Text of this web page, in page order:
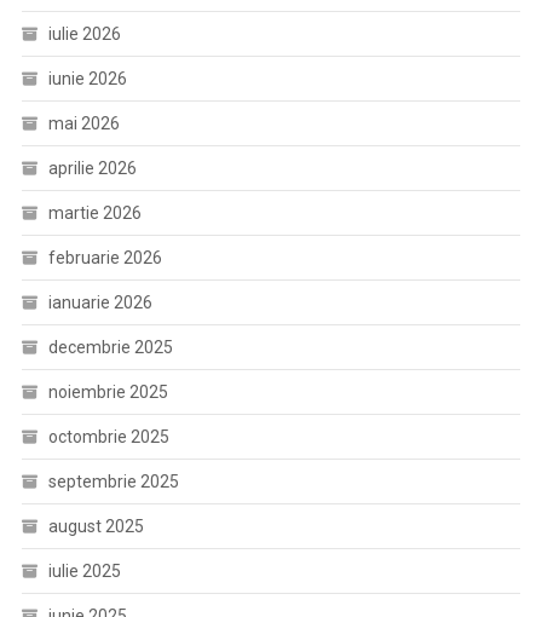
iulie 2026
iunie 2026
mai 2026
aprilie 2026
martie 2026
februarie 2026
ianuarie 2026
decembrie 2025
noiembrie 2025
octombrie 2025
septembrie 2025
august 2025
iulie 2025